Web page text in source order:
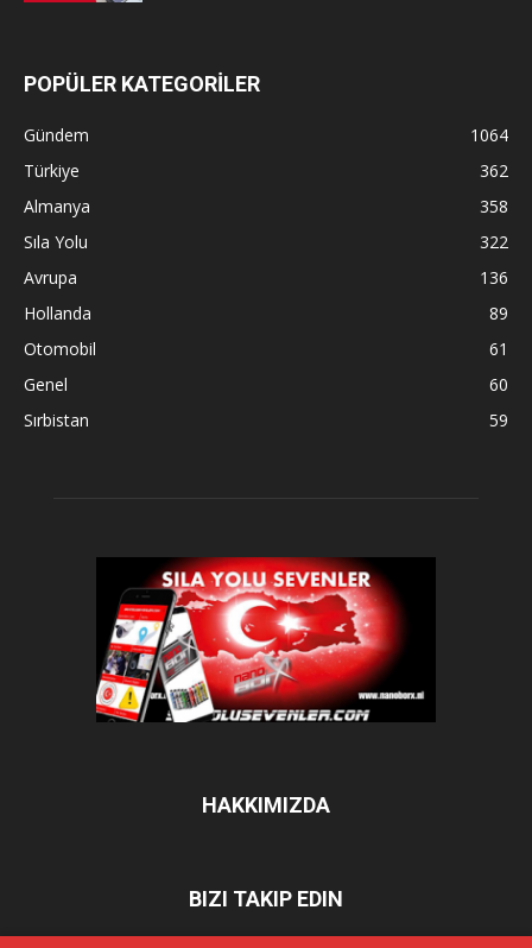
POPÜLER KATEGORİLER
Gündem
1064
Türkiye
362
Almanya
358
Sıla Yolu
322
Avrupa
136
Hollanda
89
Otomobil
61
Genel
60
Sırbistan
59
HAKKIMIZDA
BIZI TAKIP EDIN